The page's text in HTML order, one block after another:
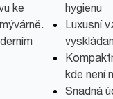
ke
hygienu
Luxusní
kde není
Snadná